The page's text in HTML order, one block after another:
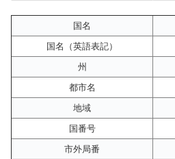
国名
国名（英語表記）
州
都市名
地域
国番号
市外局番